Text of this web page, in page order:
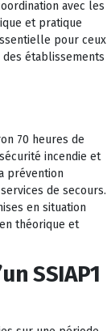
avec les
et pratique
pour ceux
établissements
70 heures de
incendie et
prévention
de secours.
en situation
théorique et
SSIAP1